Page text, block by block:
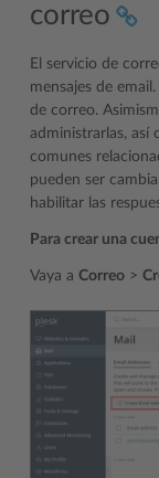
correo
El servicio de
mensajes de
de correo.
administrarlas, así
comunes
pueden ser
habilitar las
Para crear una
Vaya a Correo >